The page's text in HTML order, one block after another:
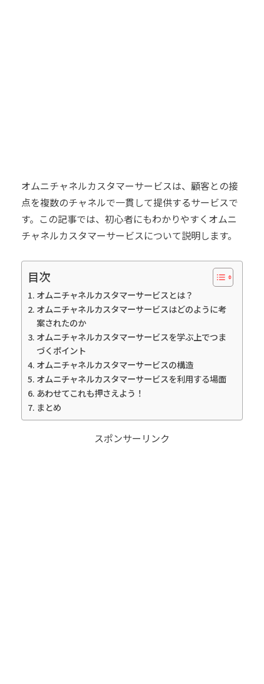
オムニチャネルカスタマーサービスは、顧客との接
点を複数のチャネルで一貫して提供するサービスで
す。この記事では、初心者にもわかりやすくオムニ
チャネルカスタマーサービスについて説明します。
目次
オムニチャネルカスタマーサービスとは？
オムニチャネルカスタマーサービスはどのように考
案されたのか
オムニチャネルカスタマーサービスを学ぶ上でつま
づくポイント
オムニチャネルカスタマーサービスの構造
オムニチャネルカスタマーサービスを利用する場面
あわせてこれも押さえよう！
まとめ
スポンサーリンク